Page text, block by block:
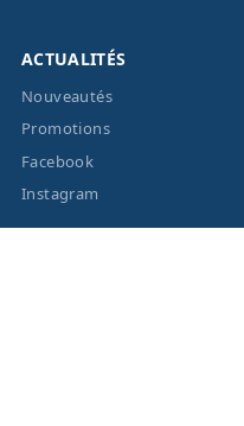
ACTUALITÉS
Nouveautés
Promotions
Facebook
Instagram